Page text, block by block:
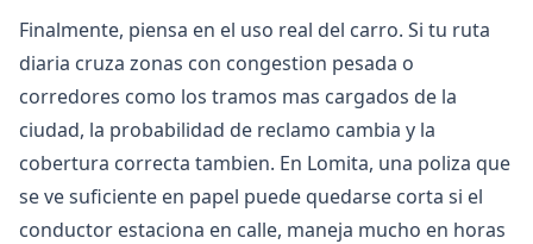
Finalmente, piensa en el uso real del carro. Si tu ruta
diaria cruza zonas con congestion pesada o
corredores como los tramos mas cargados de la
ciudad, la probabilidad de reclamo cambia y la
cobertura correcta tambien. En Lomita, una poliza que
se ve suficiente en papel puede quedarse corta si el
conductor estaciona en calle, maneja mucho en horas